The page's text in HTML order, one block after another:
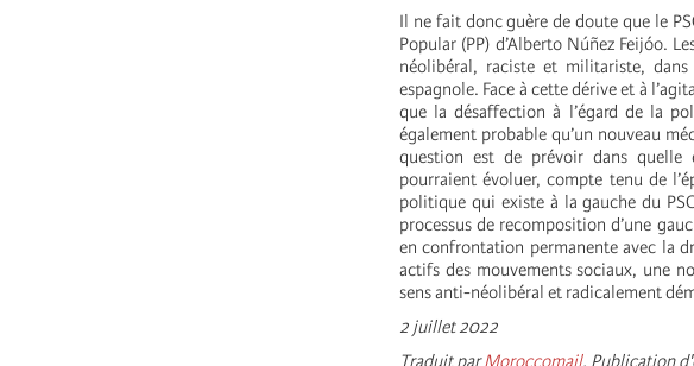
Il ne fait donc guère de doute que le
Popular (PP) d’Alberto Núñez Feijóo.
néolibéral, raciste et militariste,
espagnole. Face à cette dérive et à
que la désaffection à l’égard de la
également probable qu’un nouveau
question est de prévoir dans quelle
pourraient évoluer, compte tenu de
politique qui existe à la gauche du
processus de recomposition d’une
en confrontation permanente avec la
actifs des mouvements sociaux, une
sens anti-néolibéral et radicalement
2 juillet 2022